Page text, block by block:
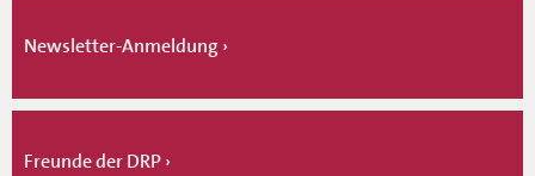
Newsletter-Anmeldung
Freunde der DRP